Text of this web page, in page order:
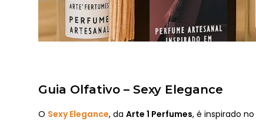
Guia Olfativo – Sexy Elegance
O Sexy Elegance, da Arte 1 Perfumes, é inspirado no